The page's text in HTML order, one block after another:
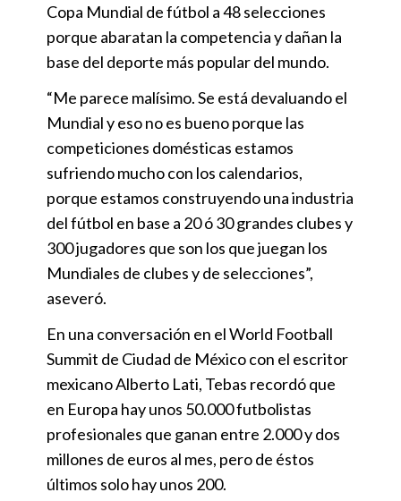
Copa Mundial de fútbol a 48 selecciones
porque abaratan la competencia y dañan la
base del deporte más popular del mundo.
“Me parece malísimo. Se está devaluando el
Mundial y eso no es bueno porque las
competiciones domésticas estamos
sufriendo mucho con los calendarios,
porque estamos construyendo una industria
del fútbol en base a 20 ó 30 grandes clubes y
300 jugadores que son los que juegan los
Mundiales de clubes y de selecciones”,
aseveró.
En una conversación en el World Football
Summit de Ciudad de México con el escritor
mexicano Alberto Lati, Tebas recordó que
en Europa hay unos 50.000 futbolistas
profesionales que ganan entre 2.000 y dos
millones de euros al mes, pero de éstos
últimos solo hay unos 200.